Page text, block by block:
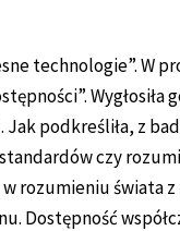
technologie”. W
Wygłosiła
podkreśliła, z
czy
rozumieniu świata
Dostępność